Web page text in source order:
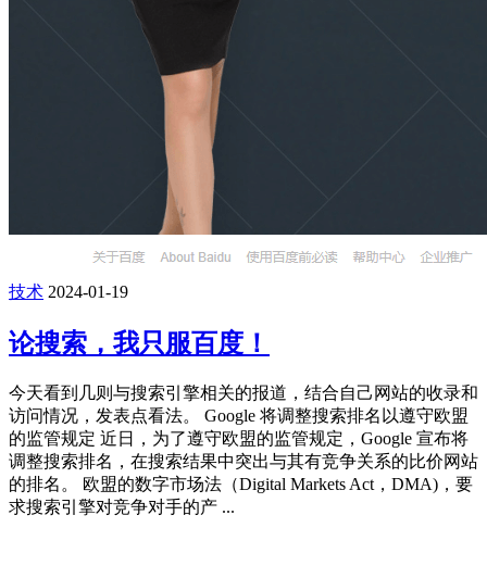
技术 2024-01-19
论搜索，我只服百度！
今天看到几则与搜索引擎相关的报道，结合自己网站的收录和
访问情况，发表点看法。 Google 将调整搜索排名以遵守欧盟
的监管规定 近日，为了遵守欧盟的监管规定，Google 宣布将
调整搜索排名，在搜索结果中突出与其有竞争关系的比价网站
的排名。 欧盟的数字市场法（Digital Markets Act，DMA)，要
求搜索引擎对竞争对手的产 ...